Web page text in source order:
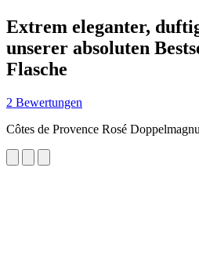
Extrem eleganter,
unserer absoluten
Flasche
2 Bewertungen
Côtes de Provence Rosé